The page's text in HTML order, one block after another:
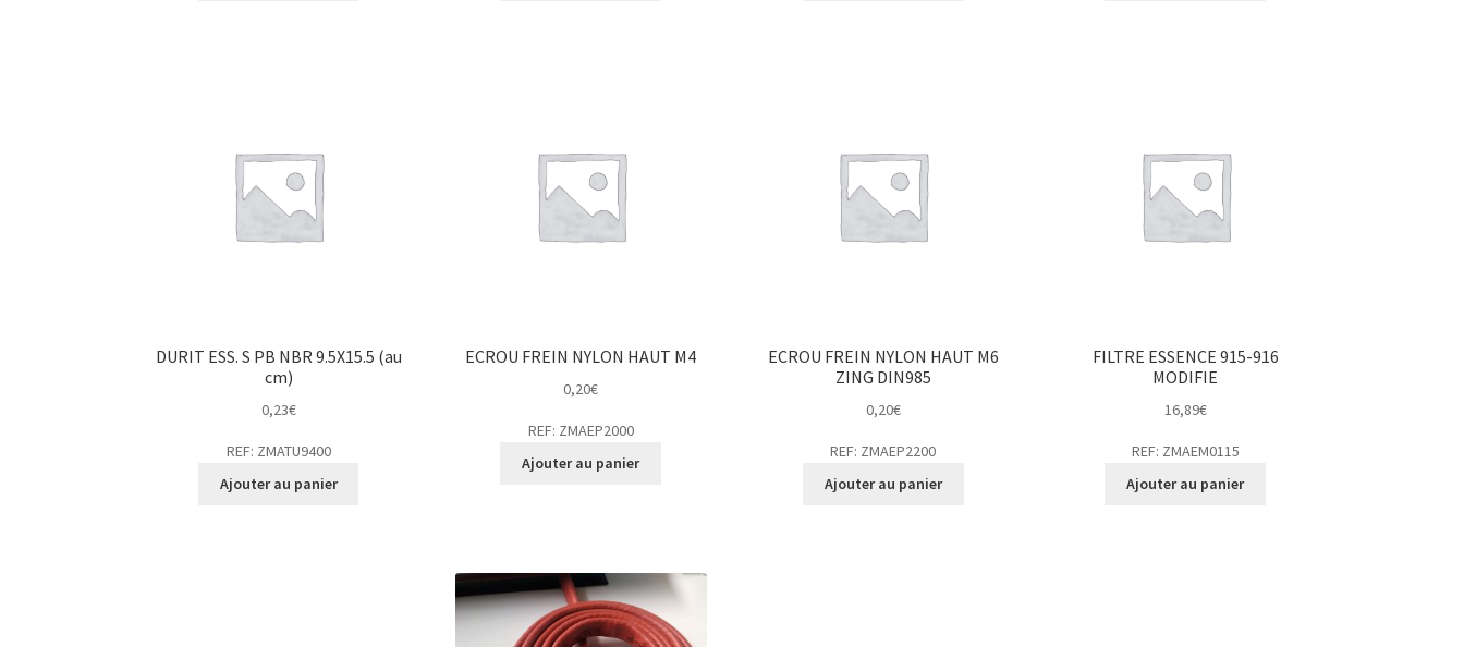
DURIT ESS. S PB NBR 9.5X15.5 (au
cm)
0,23€
REF: ZMATU9400
Ajouter au panier
ECROU FREIN NYLON HAUT M4
0,20€
REF: ZMAEP2000
Ajouter au panier
ECROU FREIN NYLON HAUT M6
ZING DIN985
0,20€
REF: ZMAEP2200
Ajouter au panier
FILTRE ESSENCE 915-916
MODIFIE
16,89€
REF: ZMAEM0115
Ajouter au panier